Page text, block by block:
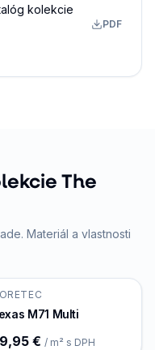
kolekcie
PDF
The
Materiál a vlastnosti
M71 Multi
€ / m² s DPH